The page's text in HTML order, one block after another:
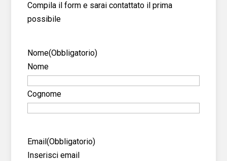
Compila il form e sarai contattato il prima
possibile
Nome(Obbligatorio)
Nome
Cognome
Email(Obbligatorio)
Inserisci email